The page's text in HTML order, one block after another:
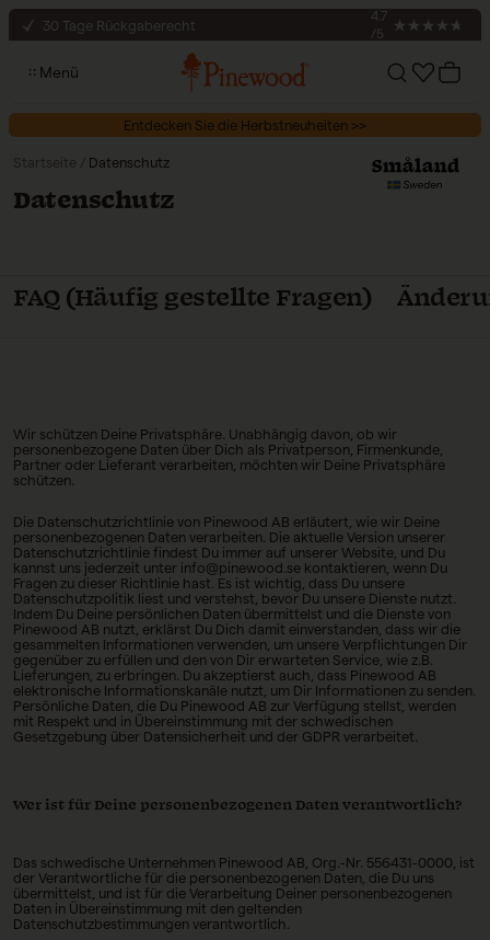
Zum Inhalt springen
30 Tage Rückgaberecht
Kostenloser Versand an Abholstellen ab 100 €
4.7
/5
Menü
Entdecken Sie die Herbstneuheiten >>
Startseite Datenschutz
Datenschutz
FAQ (Häufig gestellte Fragen)
Wir schützen Deine Privatsphäre. Unabhängig davon, ob wir
personenbezogene Daten über Dich als Privatperson, Firmenkunde,
Partner oder Lieferant verarbeiten, möchten wir Deine Privatsphäre
schützen.
Die Datenschutzrichtlinie von Pinewood AB erläutert, wie wir Deine
personenbezogenen Daten verarbeiten. Die aktuelle Version unserer
Datenschutzrichtlinie findest Du immer auf unserer Website, und Du
kannst uns jederzeit unter info@pinewood.se kontaktieren, wenn Du
Fragen zu dieser Richtlinie hast. Es ist wichtig, dass Du unsere
Datenschutzpolitik liest und verstehst, bevor Du unsere Dienste nutzt.
Indem Du Deine persönlichen Daten übermittelst und die Dienste von
Pinewood AB nutzt, erklärst Du Dich damit einverstanden, dass wir die
gesammelten Informationen verwenden, um unsere Verpflichtungen Dir
gegenüber zu erfüllen und den von Dir erwarteten Service, wie z.B.
Lieferungen, zu erbringen. Du akzeptierst auch, dass Pinewood AB
elektronische Informationskanäle nutzt, um Dir Informationen zu senden.
Persönliche Daten, die Du Pinewood AB zur Verfügung stellst, werden
mit Respekt und in Übereinstimmung mit der schwedischen
Gesetzgebung über Datensicherheit und der GDPR verarbeitet.
Wer ist für Deine personenbezogenen Daten verantwortlich?
Das schwedische Unternehmen Pinewood AB, Org.-Nr. 556431-0000, ist
der Verantwortliche für die personenbezogenen Daten, die Du uns
übermittelst, und ist für die Verarbeitung Deiner personenbezogenen
Daten in Übereinstimmung mit den geltenden
Datenschutzbestimmungen verantwortlich.